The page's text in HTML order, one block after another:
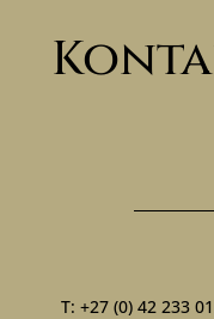
T: +27 (0) 42